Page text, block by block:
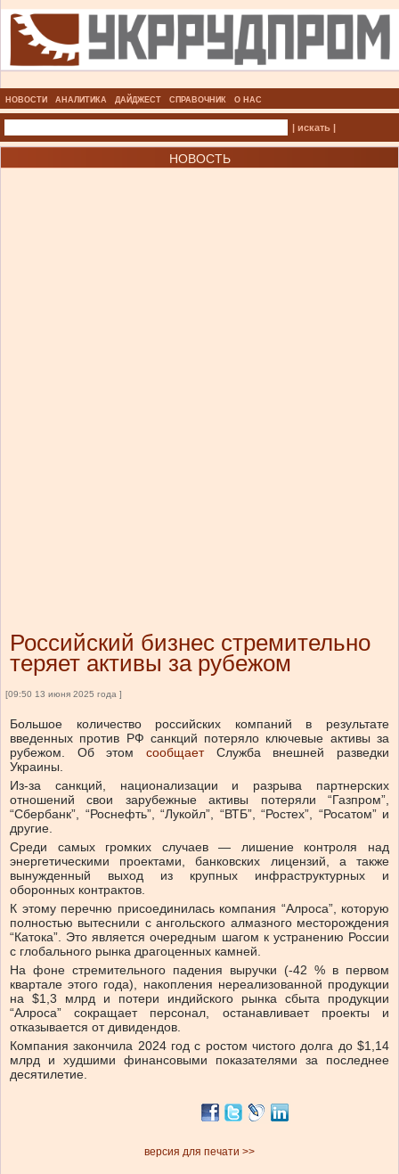
НОВОСТИ АНАЛИТИКА ДАЙДЖЕСТ СПРАВОЧНИК О НАС
| искать |
НОВОСТЬ
Российский бизнес стремительно
теряет активы за рубежом
[09:50 13 июня 2025 года ]
Большое количество российских компаний в результате
введенных против РФ санкций потеряло ключевые активы за
рубежом.
Об этом сообщает
Служба внешней разведки
Украины.
Из-за санкций, национализации и разрыва партнерских
отношений свои зарубежные активы потеряли “Газпром”,
“Сбербанк”, “Роснефть”, “Лукойл”, “ВТБ”, “Ростех”, “Росатом” и
другие.
Среди самых громких случаев — лишение контроля над
энергетическими проектами, банковских лицензий, а также
вынужденный выход из крупных инфраструктурных и
оборонных контрактов.
К этому перечню присоединилась компания “Алроса”, которую
полностью вытеснили с ангольского алмазного месторождения
“Катока”. Это является очередным шагом к устранению России
с глобального рынка драгоценных камней.
На фоне стремительного падения выручки (-42 % в первом
квартале этого года), накопления нереализованной продукции
на $1,3 млрд и потери индийского рынка сбыта продукции
“Алроса” сокращает персонал, останавливает проекты и
отказывается от дивидендов.
Компания закончила 2024 год с ростом чистого долга до $1,14
млрд и худшими финансовыми показателями за последнее
десятилетие.
версия для печати >>